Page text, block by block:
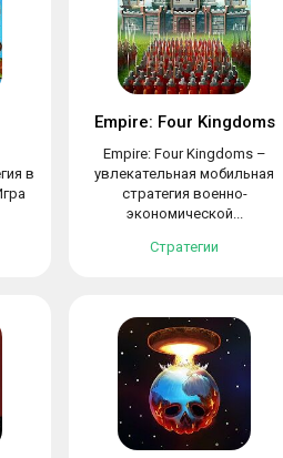
в
Empire: Four Kingdoms
Empire: Four Kingdoms –
увлекательная мобильная
стратегия военно-
экономической...
Стратегии